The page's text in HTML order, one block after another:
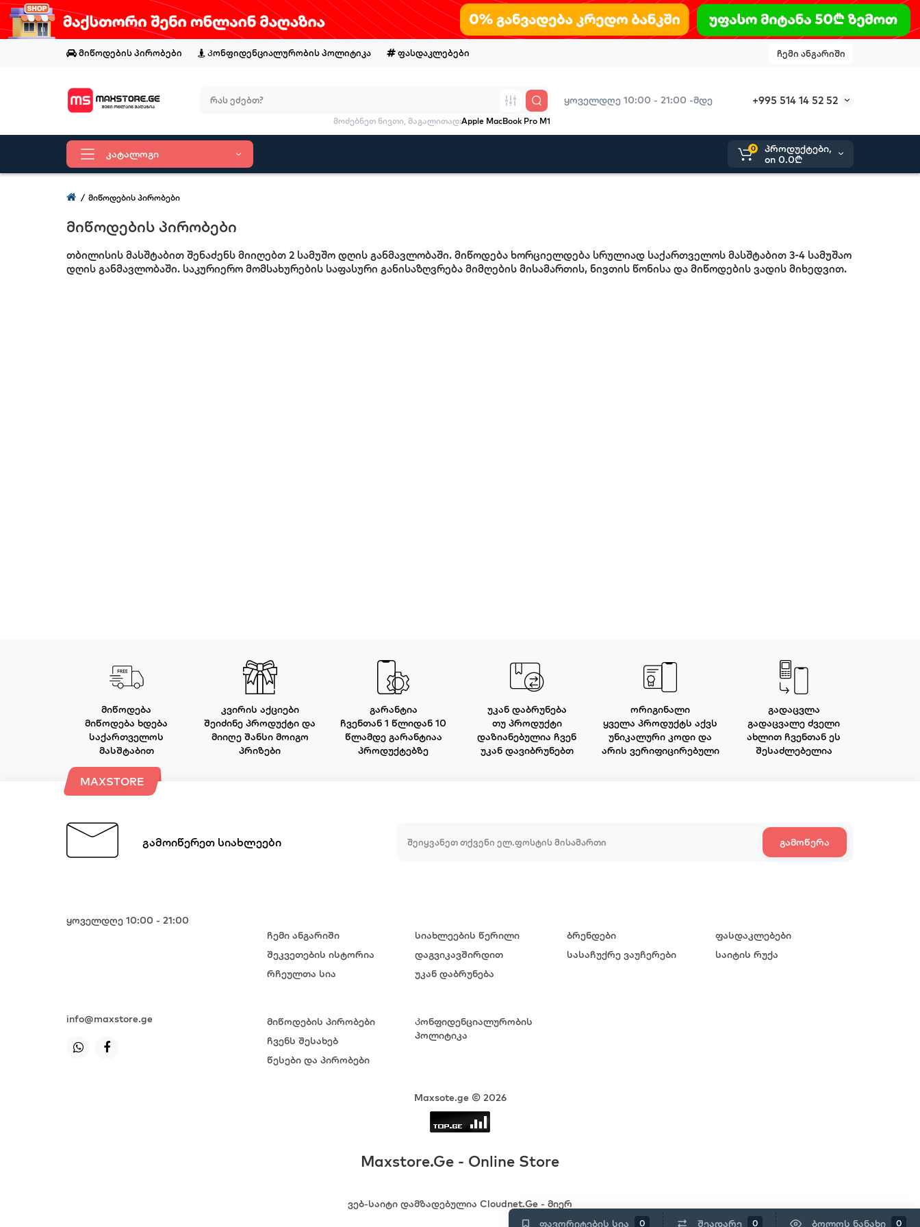
ფავორიტების სია 0 შეადარე 0 ბოლოს ნანახი 0
მიწოდების პირობები Კონფიდენციალურობის პოლიტიკა ფასდაკლებები ჩემი ანგარიში
ყოველდღე 10:00 - 21:00 -მდე +995 514 14 52 52
მოძებნეთ ნივთი, მაგალითად:Apple MacBook Pro M1
კატალოგი 0
პროდუქტები,
on 0.0₾
მიწოდების პირობები
მიწოდების პირობები
თბილისის მასშტაბით შენაძენს მიიღებთ 2 სამუშო დღის განმავლობაში. მიწოდება ხორციელდება სრულიად საქართველოს მასშტაბით 3-4 სამუშაო
დღის განმავლობაში. საკურიერო მომსახურების საფასური განისაზღვრება მიმღების მისამართის, ნივთის წონისა და მიწოდების ვადის მიხედვით.
მიწოდება
მიწოდება ხდება
საქართველოს
მასშტაბით
კვირის აქციები
შეიძინე პროდუქტი და
მიიღე შანსი მოიგო
პრიზები
გარანტია
ჩვენთან 1 წლიდან 10
წლამდე გარანტიაა
პროდუქტებზე
უკან დაბრუნება
თუ პროდუქტი
დაზიანებულია ჩვენ
უკან დავიბრუნებთ
ორიგინალი
ყველა პროდუქტს აქვს
უნიკალური კოდი და
არის ვერიფიცირებული
გადაცვლა
გადაცვალე ძველი
ახლით ჩვენთან ეს
შესაძლებელია
MAXSTORE
გამოიწერეთ სიახლეები გამოწერა
ყოველდღე 10:00 - 21:00
info@maxstore.ge
ჩემი ანგარიში
შეკვეთების ისტორია
რჩეულთა სია
სიახლეების წერილი
დაგვიკავშირდით
უკან დაბრუნება
ბრენდები
სასაჩუქრე ვაუჩერები
ფასდაკლებები
საიტის რუქა
მიწოდების პირობები
ჩვენს შესახებ
წესები და პირობები
Კონფიდენციალურობის
პოლიტიკა
Maxsote.ge © 2026
Maxstore.Ge - Online Store
ვებ-საიტი დამზადებულია Cloudnet.Ge - მიერ